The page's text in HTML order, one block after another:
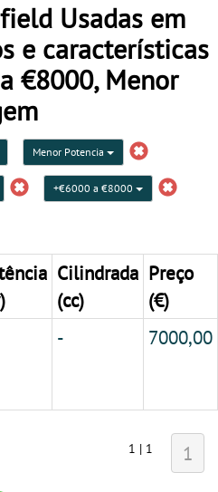
Usadas em
e características
€8000, Menor
Menor Potencia
+€6000 a €8000
Cilindrada
(cc)
Preço
(€)
- 7000,00
1 | 1 1